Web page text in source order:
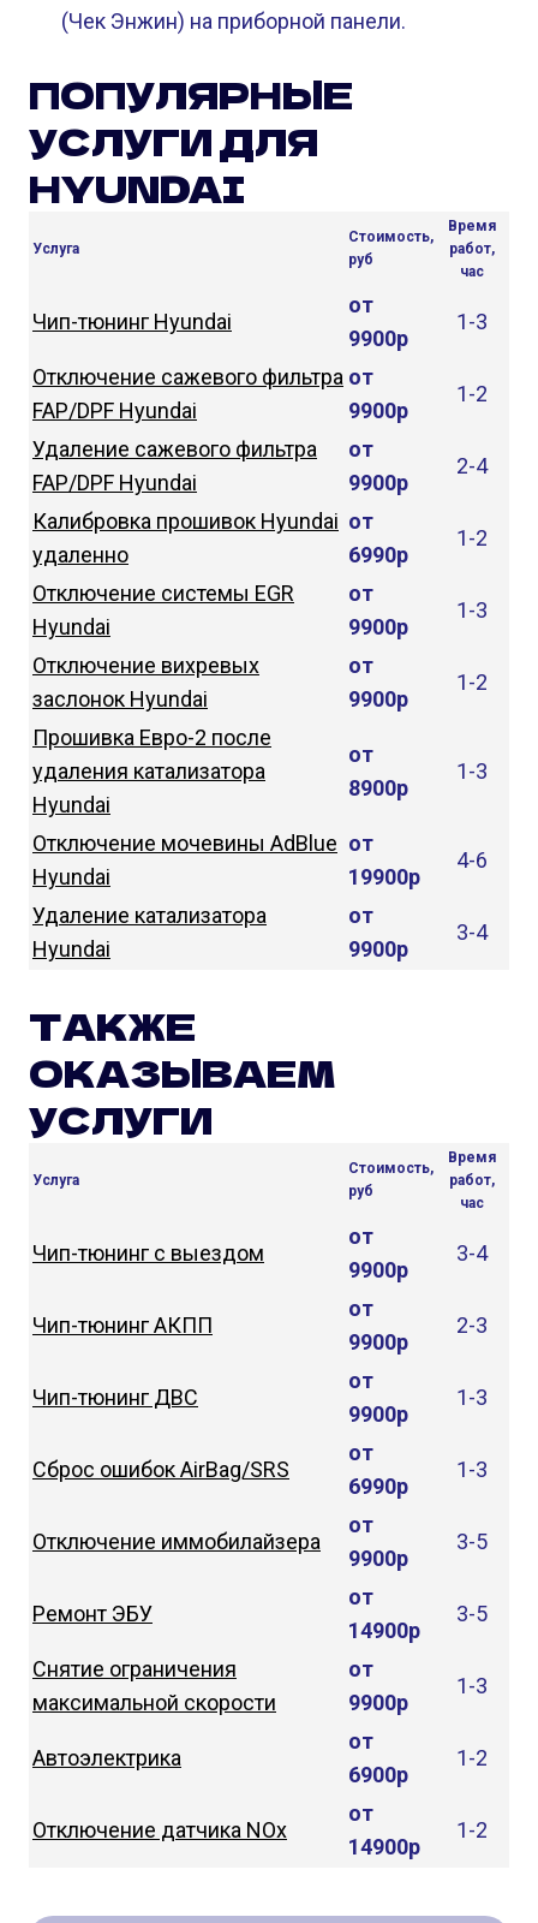
(Чек Энжин) на приборной панели.
ПОПУЛЯРНЫЕ
УСЛУГИ ДЛЯ
HYUNDAI
Услуга
Стоимость,
руб
Время
работ,
час
Чип-тюнинг Hyundai
от
9900р
1-3
Отключение сажевого фильтра
FAP/DPF Hyundai
от
9900р
1-2
Удаление сажевого фильтра
FAP/DPF Hyundai
от
9900р
2-4
Калибровка прошивок Hyundai
удаленно
от
6990р
1-2
Отключение системы EGR
Hyundai
от
9900р
1-3
Отключение вихревых
заслонок Hyundai
от
9900р
1-2
Прошивка Евро-2 после
удаления катализатора
Hyundai
от
8900р
1-3
Отключение мочевины AdBlue
Hyundai
от
19900р
4-6
Удаление катализатора
Hyundai
от
9900р
3-4
ТАКЖЕ
ОКАЗЫВАЕМ
УСЛУГИ
Услуга
Стоимость,
руб
Время
работ,
час
Чип-тюнинг с выездом
от
9900р
3-4
Чип-тюнинг АКПП
от
9900р
2-3
Чип-тюнинг ДВС
от
9900р
1-3
Сброс ошибок AirBag/SRS
от
6990р
1-3
Отключение иммобилайзера
от
9900р
3-5
Ремонт ЭБУ
от
14900р
3-5
Снятие ограничения
максимальной скорости
от
9900р
1-3
Автоэлектрика
от
6900р
1-2
Отключение датчика NOx
от
14900р
1-2